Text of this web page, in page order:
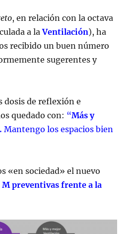
, en relación con la octava
a laVentilación), ha
recibido un buen número
sugerentes y
dosis de reflexión e
quedado con: “Más y
Mantengo los espacios bien
«en sociedad» el nuevo
M preventivas frente a la